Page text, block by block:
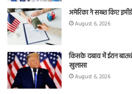
अमेरिका ने सख्त किए
August 6, 2026
किसके दबाव में ईरान
खुलासा
August 6, 2026